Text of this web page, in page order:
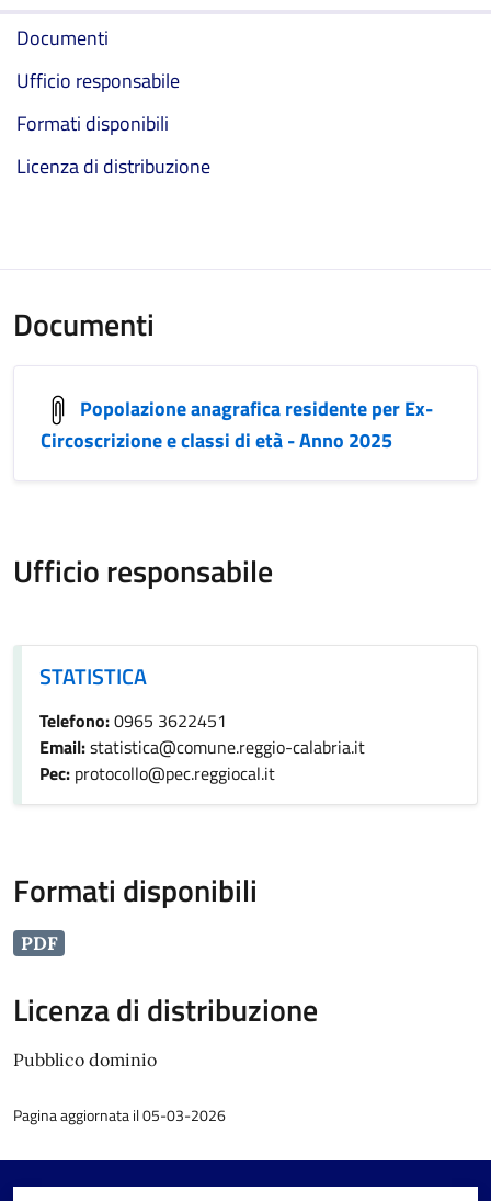
Documenti
Ufficio responsabile
Formati disponibili
Licenza di distribuzione
Documenti
Popolazione anagrafica residente per Ex-
Circoscrizione e classi di età - Anno 2025
Ufficio responsabile
STATISTICA
Telefono:0965 3622451
Email:statistica@comune.reggio-calabria.it
Pec: protocollo@pec.reggiocal.it
Formati disponibili
PDF
Licenza di distribuzione
Pubblico dominio
Pagina aggiornata il 05-03-2026